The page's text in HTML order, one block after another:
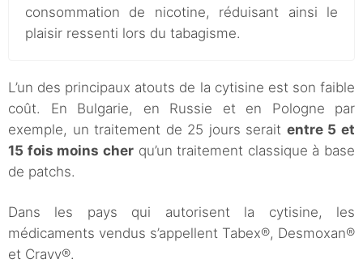
consommation de nicotine, réduisant ainsi le
plaisir ressenti lors du tabagisme.
L’un des principaux atouts de la cytisine est son faible
coût. En Bulgarie, en Russie et en Pologne par
exemple, un traitement de 25 jours serait entre 5 et
15 fois moins cherqu’un traitement classique à base
de patchs.
Dans les pays qui autorisent la cytisine, les
médicaments vendus s’appellent Tabex®, Desmoxan®
et Cravv®.